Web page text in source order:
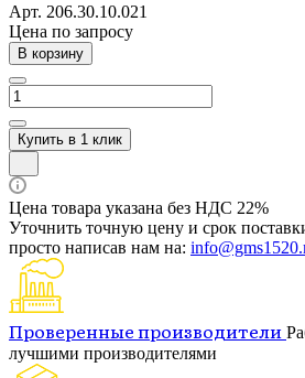
Арт. 206.30.10.021
Цена по запросу
В корзину
Купить в 1 клик
Цена товара указана без НДС 22%
Уточнить точную цену и срок
просто написав нам на:
Проверенные производители
лучшими производителями